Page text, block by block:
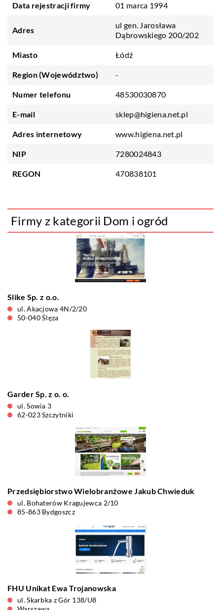
Data rejestracji firmy 01 marca 1994
Adres
ul gen. Jarosława
Dąbrowskiego 200/202
Miasto Łódź
Region (Województwo) -
Numer telefonu 48530030870
E-mail sklep@higiena.net.pl
Adres internetowy www.higiena.net.pl
NIP 7280024843
REGON 470838101
Firmy z kategorii Dom i ogród
Slike Sp. z o.o.
ul. Akacjowa 4N/2/20
50-040 Ślęza
Garder Sp. z o. o.
ul. Sowia 3
62-023 Szczytniki
Przedsiębiorstwo Wielobranżowe Jakub Chwieduk
ul. Bohaterów Kragujewca 2/10
85-863 Bydgoszcz
FHU Unikat Ewa Trojanowska
ul. Skarbka z Gór 138/U8